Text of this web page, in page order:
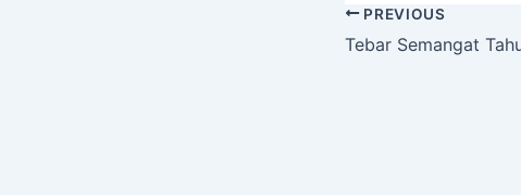
PREVIOUS
Tebar Semangat